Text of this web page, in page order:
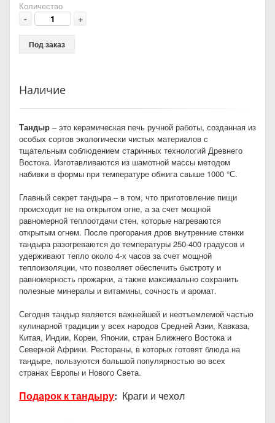
Количество
- +
Под заказ
Наличие
Тандыр – это керамическая печь ручной работы, созданная из
особых сортов экологически чистых материалов с
тщательным соблюдением старинных технологий Древнего
Востока. Изготавливаются из шамотной массы методом
набивки в формы при температуре обжига свыше 1000 °С.
Главный секрет тандыра – в том, что приготовление пищи
происходит не на открытом огне, а за счет мощной
равномерной теплоотдачи стен, которые нагреваются
открытым огнем. После прогорания дров внутренние стенки
тандыра разогреваются до температуры 250-400 градусов и
удерживают тепло около 4-х часов за счет мощной
теплоизоляции, что позволяет обеспечить быстроту и
равномерность прожарки, а также максимально сохранить
полезные минералы и витамины, сочность и аромат.
Сегодня тандыр является важнейшей и неотъемлемой частью
кулинарной традиции у всех народов Средней Азии, Кавказа,
Китая, Индии, Кореи, Японии, стран Ближнего Востока и
Северной Африки. Рестораны, в которых готовят блюда на
тандыре, пользуются большой популярностью во всех
странах Европы и Нового Света.
Подарок к тандыру: Краги и чехол